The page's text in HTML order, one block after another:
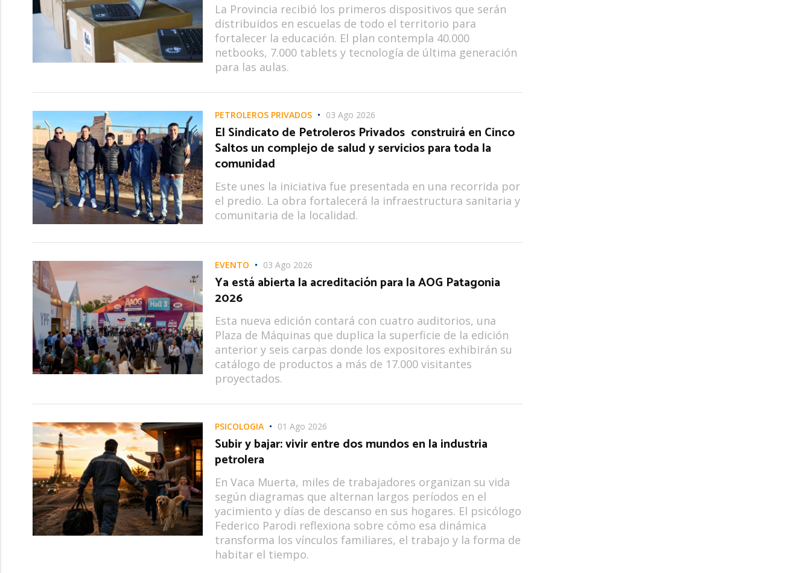
La Provincia recibió los primeros dispositivos que serán
distribuidos en escuelas de todo el territorio para
fortalecer la educación. El plan contempla 40.000
netbooks, 7.000 tablets y tecnología de última generación
para las aulas.
PETROLEROS PRIVADOS 03 Ago 2026
El Sindicato de Petroleros Privados construirá en Cinco
Saltos un complejo de salud y servicios para toda la
comunidad
Este unes la iniciativa fue presentada en una recorrida por
el predio. La obra fortalecerá la infraestructura sanitaria y
comunitaria de la localidad.
EVENTO 03 Ago 2026
Ya está abierta la acreditación para la AOG Patagonia
2026
Esta nueva edición contará con cuatro auditorios, una
Plaza de Máquinas que duplica la superficie de la edición
anterior y seis carpas donde los expositores exhibirán su
catálogo de productos a más de 17.000 visitantes
proyectados.
PSICOLOGÍA 01 Ago 2026
Subir y bajar: vivir entre dos mundos en la industria
petrolera
En Vaca Muerta, miles de trabajadores organizan su vida
según diagramas que alternan largos períodos en el
yacimiento y días de descanso en sus hogares. El psicólogo
Federico Parodi reflexiona sobre cómo esa dinámica
transforma los vínculos familiares, el trabajo y la forma de
habitar el tiempo.